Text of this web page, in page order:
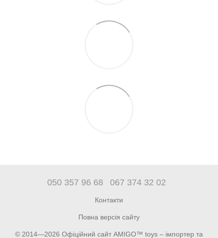
050 357 96 68 067 374 32 02
Контакти
Повна версія сайту
© 2014—2026 Офіційний сайт AMIGO™ toys – імпортер та